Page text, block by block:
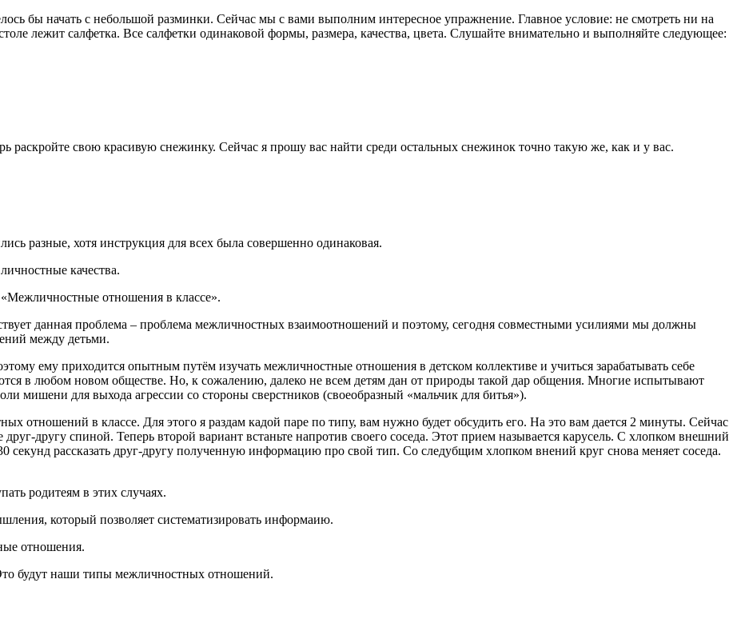
бы начать с небольшой разминки. Сейчас мы с вами выполним интересное упражнение. Главное условие: не смотреть ни на
лежит салфетка. Все салфетки одинаковой формы, размера, качества, цвета. Слушайте внимательно и выполняйте следующее:
раскройте свою красивую снежинку. Сейчас я прошу вас найти среди остальных снежинок точно такую же, как и у вас.
разные, хотя инструкция для всех была совершенно одинаковая.
качества.
отношения в классе».
данная проблема – проблема межличностных взаимоотношений и поэтому, сегодня совместными усилиями мы должны
между детьми.
ему приходится опытным путём изучать межличностные отношения в детском коллективе и учиться зарабаты­вать себе
в любом новом обществе. Но, к сожалению, далеко не всем детям дан от природы такой дар общения. Многие испытывают
мишени для выхода агрес­сии со стороны сверстников (свое­образный «мальчик для битья»).
отношений в классе. Для этого я раздам кадой паре по типу, вам нужно будет обсудить его. На это вам дается 2 минуты. Сейчас
другу спиной. Теперь второй вариант встаньте напротив своего соседа. Этот прием называется карусель. С хлопком внешний
секунд рассказать друг-другу полученную информацию про свой тип. Со следубщим хлопком внений круг снова меняет соседа.
родитеям в этих случаях.
который позволяет систематизировать информаию.
отношения.
будут наши типы межличностных отношений.